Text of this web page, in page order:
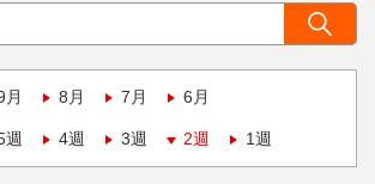
月 8月 7月 6月
週 4週 3週 2週 1週